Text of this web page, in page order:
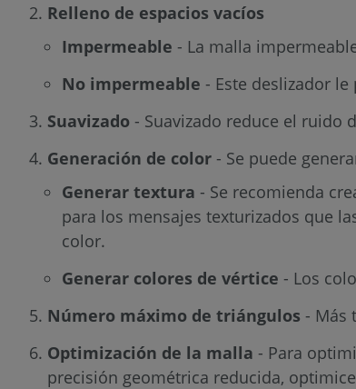
Relleno de espacios vacíos
Impermeable - La malla
No impermeable - Este deslizador
Suavizado - Suavizado reduce el ruido
Generación de color - Se puede
Generar textura - Se recomienda
para los mensajes texturizados que
color.
Generar colores de vértice - Los
Número máximo de triángulos - Más
Optimización de la malla - Para
precisión geométrica reducida,